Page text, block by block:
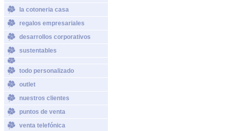
la cotoneria casa
regalos empresariales
desarrollos corporativos
sustentables
todo personalizado
outlet
nuestros clientes
puntos de venta
venta telefónica